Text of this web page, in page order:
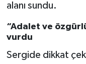
alanı sundu.
“Adalet ve
vurdu
Sergide dikkat